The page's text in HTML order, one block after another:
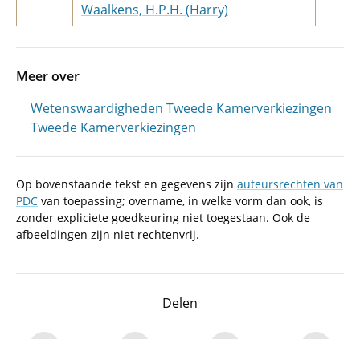
Waalkens, H.P.H. (Harry)
Meer over
Wetenswaardigheden Tweede Kamerverkiezingen
Tweede Kamerverkiezingen
Op bovenstaande tekst en gegevens zijn auteursrechten van
PDC van toepassing; overname, in welke vorm dan ook, is
zonder expliciete goedkeuring niet toegestaan. Ook de
afbeeldingen zijn niet rechtenvrij.
Delen